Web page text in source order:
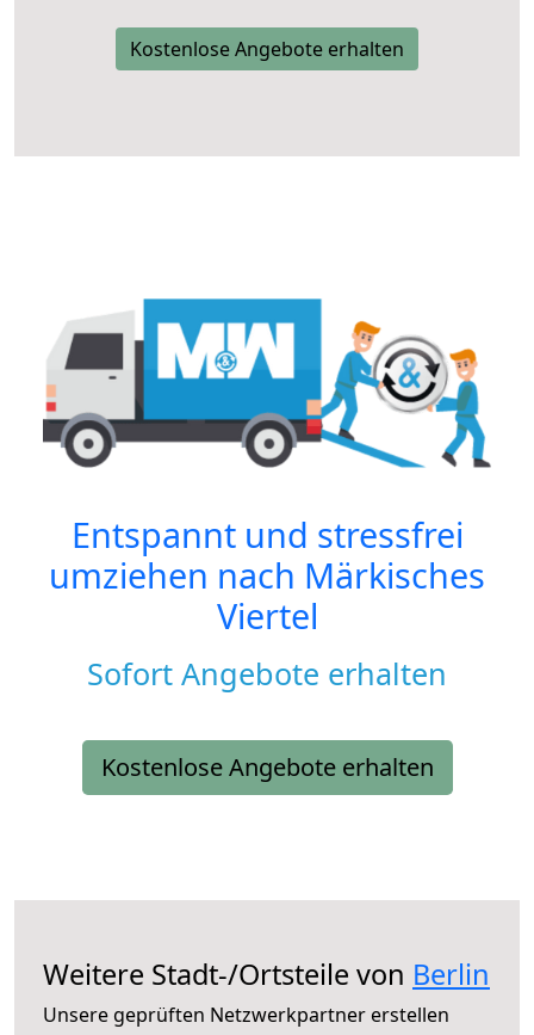
Kostenlose Angebote erhalten
Entspannt und stressfrei
umziehen nach Märkisches
Viertel
Sofort Angebote erhalten
Kostenlose Angebote erhalten
Weitere Stadt-/Ortsteile von Berlin
Unsere geprüften Netzwerkpartner erstellen